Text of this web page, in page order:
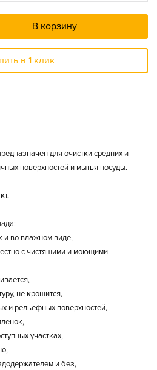
В корзину
в 1 клик
для очистки средних и
поверхностей и мытья посуды.
и во влажном виде,
с чистящими и моющими
не крошится,
и рельефных поверхностей,
участках,
и без,